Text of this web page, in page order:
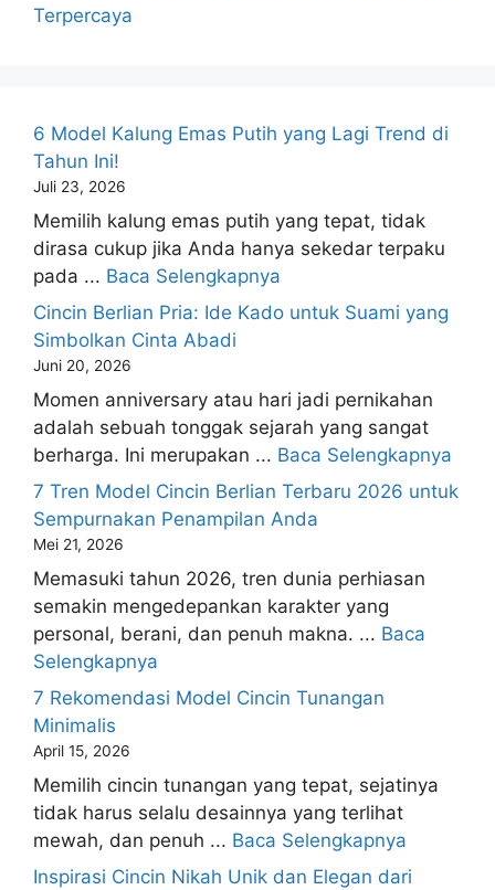
Terpercaya
6 Model Kalung Emas Putih yang Lagi Trend di
Tahun Ini!
Juli 23, 2026
Memilih kalung emas putih yang tepat, tidak
dirasa cukup jika Anda hanya sekedar terpaku
pada ... Baca Selengkapnya
Cincin Berlian Pria: Ide Kado untuk Suami yang
Simbolkan Cinta Abadi
Juni 20, 2026
Momen anniversary atau hari jadi pernikahan
adalah sebuah tonggak sejarah yang sangat
berharga. Ini merupakan ... Baca Selengkapnya
7 Tren Model Cincin Berlian Terbaru 2026 untuk
Sempurnakan Penampilan Anda
Mei 21, 2026
Memasuki tahun 2026, tren dunia perhiasan
semakin mengedepankan karakter yang
personal, berani, dan penuh makna. ... Baca
Selengkapnya
7 Rekomendasi Model Cincin Tunangan
Minimalis
April 15, 2026
Memilih cincin tunangan yang tepat, sejatinya
tidak harus selalu desainnya yang terlihat
mewah, dan penuh ... Baca Selengkapnya
Inspirasi Cincin Nikah Unik dan Elegan dari